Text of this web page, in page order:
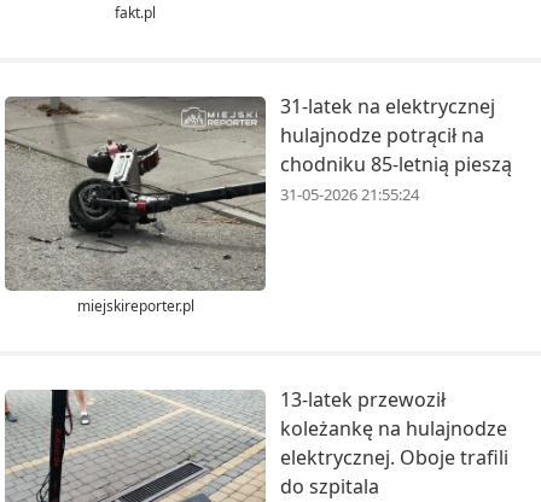
fakt.pl
miejskireporter.pl
31-latek na elektrycznej
hulajnodze potrącił na
chodniku 85-letnią pieszą
31-05-2026 21:55:24
13-latek przewoził
koleżankę na hulajnodze
elektrycznej. Oboje trafili
do szpitala